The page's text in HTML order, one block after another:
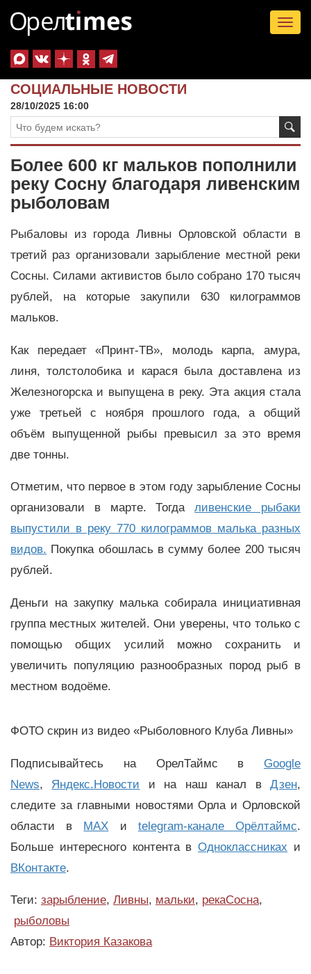
СОЦИАЛЬНЫЕ НОВОСТИ
28/10/2025 16:00
Более 600 кг мальков пополнили
реку Сосну благодаря ливенским
рыболовам
Рыбаловы из города Ливны Орловской области в
третий раз организовали зарыбление местной реки
Сосны. Силами активистов было собрано 170 тысяч
рублей, на которые закупили 630 килограммов
мальков.
Как передает «Принт-ТВ», молодь карпа, амура,
линя, толстолобика и карася была доставлена из
Железногорска и выпущена в реку. Эта акция стала
уже третьей с ноября прошлого года, а общий
объём выпущенной рыбы превысил за это время
две тонны.
Отметим, что первое в этом году зарыбление Сосны
организовали в марте. Тогдаливенские рыбаки
выпустили в реку 770 килограммов малька разных
видов. Покупка обошлась в сумму более 200 тысяч
рублей.
Деньги на закупку малька собирала инициативная
группа местных жителей. Они уверены, что только с
помощью общих усилий можно сохранить и
увеличить популяцию разнообразных пород рыб в
местном водоёме.
ФОТО скрин из видео «Рыболовного Клуба Ливны»
Подписывайтесь на ОрелТаймс в Google
News, Яндекс.Новости и на наш канал вДзен,
следите за главными новостями Орла и Орловской
области в MAX и telegram-канале Орёлтаймс.
Больше интересного контента вОдноклассниках и
ВКонтакте.
Теги: зарыбление, Ливны, мальки, рекаСосна,
рыболовы
Автор: Виктория Казакова